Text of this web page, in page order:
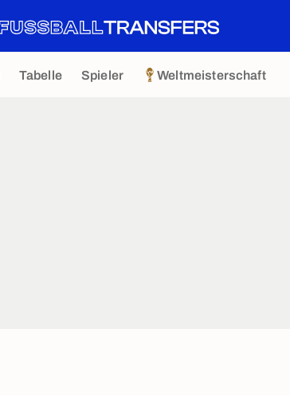
Tabelle Spieler Weltmeisterschaft